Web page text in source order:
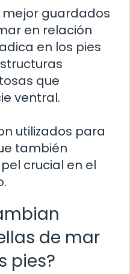
mejor guardados
en relación
en los pies
que
ventral.
utilizados para
también
crucial en el
de mar
pies?